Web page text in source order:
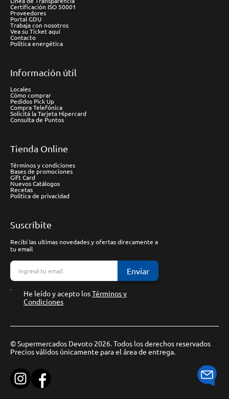
Certificación ISO 50001
Proveedores
Portal GDU
Trabaja con nosotros
Vea su Ticket aquí
Contacto
Política energética
Información útil
Locales
Cómo comprar
Pedidos Pick Up
Compra Telefónica
Solicitá la Tarjeta Hipercard
Consulta de Puntos
Tienda Online
Términos y condiciones
Bases de promociones
Gift Card
Nuevos Catálogos
Recetas
Política de privacidad
Suscríbite
Recibí las ultimas novedades y ofertas direcamente a
tu email
Enviar
He leído y acepto losTérminos y
Condiciones
© Supermercados Devoto 2026. Todos los derechos reservados
Precios válidos únicamente para el área de entrega.